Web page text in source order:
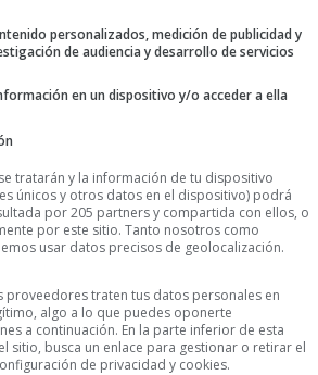
personalizados, medición de publicidad y
de audiencia y desarrollo de servicios
en un dispositivo y/o acceder a ella
tratarán y la información de tu dispositivo
únicos y otros datos en el dispositivo) podrá
por 205 partners y compartida con ellos, o
por este sitio. Tanto nosotros como
usar datos precisos de geolocalización.
proveedores traten tus datos personales en
algo a lo que puedes oponerte
a continuación. En la parte inferior de esta
sitio, busca un enlace para gestionar o retirar el
de privacidad y cookies.